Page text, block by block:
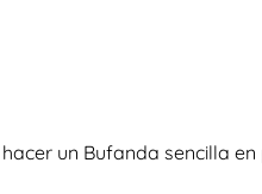
un Bufanda sencilla